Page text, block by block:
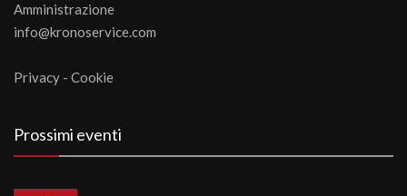
Amministrazione
info@kronoservice.com
Privacy - Cookie
Prossimi eventi